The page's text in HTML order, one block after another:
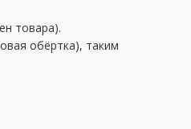
товара).
обёртка), таким